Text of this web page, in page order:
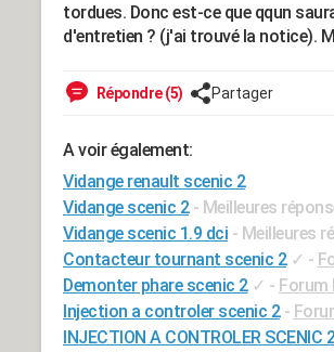
tordues. Donc est-ce que qqun
d'entretien ? (j'ai trouvé la notice).
Répondre (5) Partager
A voir également:
Vidange renault scenic 2
Vidange scenic 2 - Meilleures
Vidange scenic 1.9 dci - Meilleures
Contacteur tournant scenic 2 ✓ -
Demonter phare scenic 2 ✓ - Forum
Injection a controler scenic 2 -
INJECTION A CONTROLER SCENIC 2